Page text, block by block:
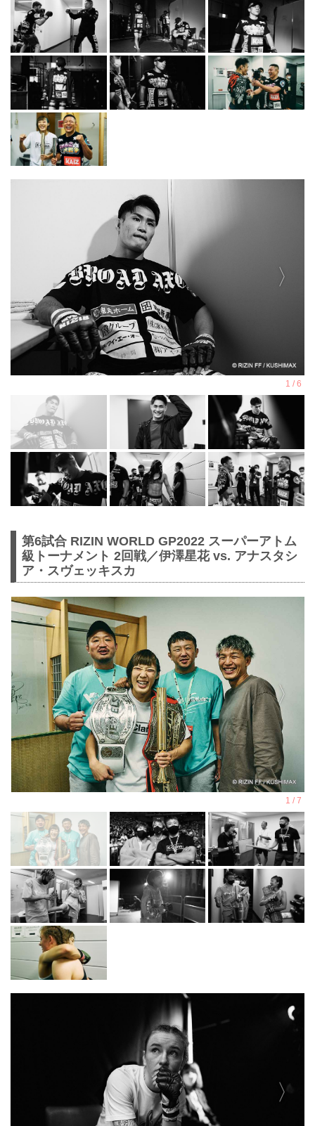
第6試合 RIZIN WORLD GP2022 スーパーアトム
級トーナメント 2回戦／伊澤星花 vs. アナスタシ
ア・スヴェッキスカ